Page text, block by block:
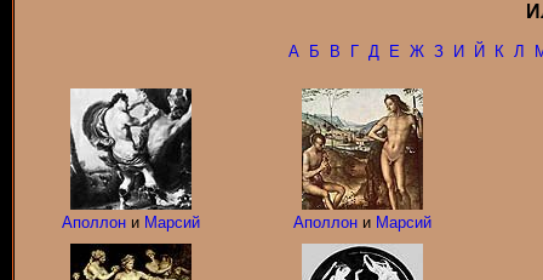
А Б В Г Д Е Ж З И Й К Л
Аполлони Марсий Аполлони Марсий